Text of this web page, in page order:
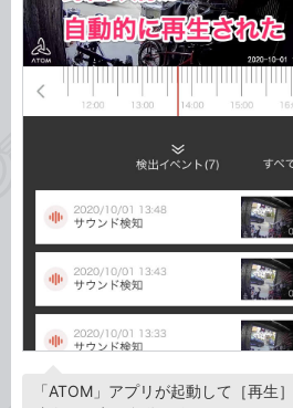
「ATOM」アプリが起動して［再生